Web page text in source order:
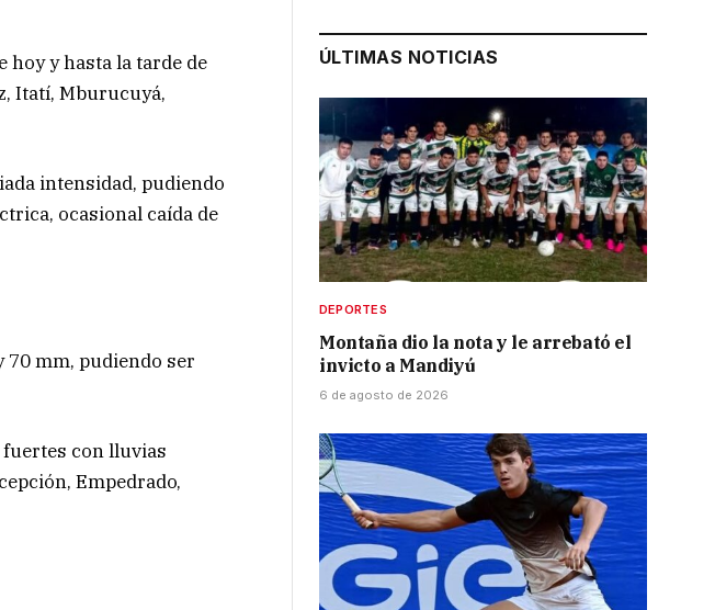
hoy y hasta la tarde de
Itatí, Mburucuyá,
intensidad, pudiendo
ocasional caída de
70 mm, pudiendo ser
con lluvias
Empedrado,
ÚLTIMAS NOTICIAS
DEPORTES
Montaña dio la nota y le arrebató el
invicto a Mandiyú
6 de agosto de 2026